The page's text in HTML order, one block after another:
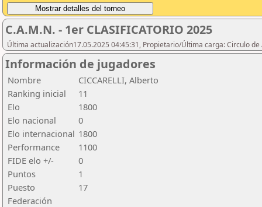
C.A.M.N. - 1er CLASIFICATORIO 2025
Última actualización17.05.2025 04:45:31, Propietario/Última carga: Circulo
Información de jugadores
Nombre
CICCARELLI, Alberto
Ranking inicial
11
Elo
1800
Elo nacional
0
Elo internacional 1800
Performance
1100
FIDE elo +/-
0
Puntos
1
Puesto
17
Federación